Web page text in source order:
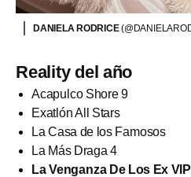
DANIELA RODRICE
Reality del año
Acapulco Shore 9
Exatlón All Stars
La Casa de los Famosos
La Más Draga 4
La Venganza De Los Ex